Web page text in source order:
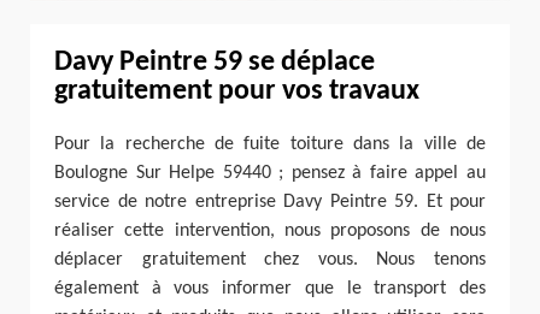
Davy Peintre 59 se déplace
gratuitement pour vos travaux
Pour la recherche de fuite toiture dans la ville de
Boulogne Sur Helpe 59440 ; pensez à faire appel au
service de notre entreprise Davy Peintre 59. Et pour
réaliser cette intervention, nous proposons de nous
déplacer gratuitement chez vous. Nous tenons
également à vous informer que le transport des